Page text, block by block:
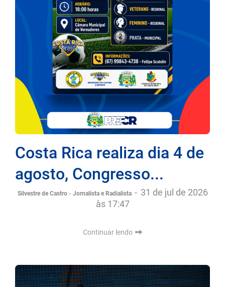
Costa Rica realiza dia 4 de
agosto, Congresso...
Silvestre de Castro - Jornalista e Radialista - 31 de jul de 2026
às 17:47
Continuar lendo